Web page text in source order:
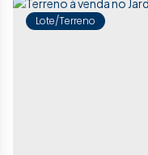
Lote/Terreno